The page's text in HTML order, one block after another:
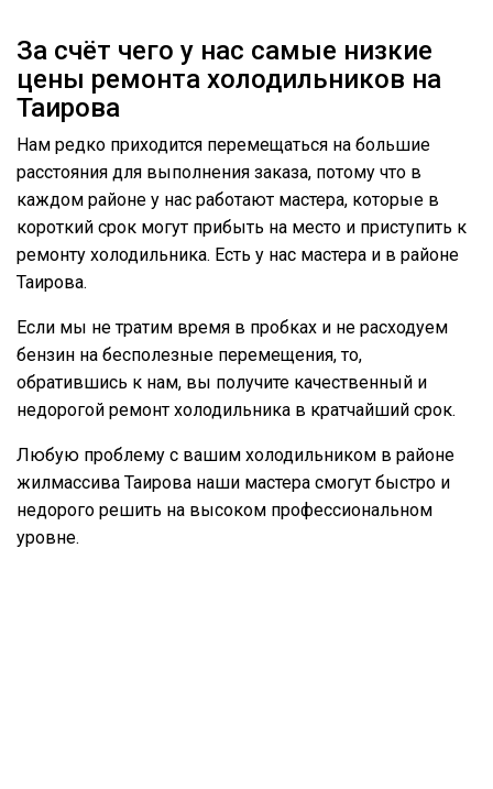
За счёт чего у нас самые низкие
цены ремонта холодильников на
Таирова
Нам редко приходится перемещаться на большие
расстояния для выполнения заказа, потому что в
каждом районе у нас работают мастера, которые в
короткий срок могут прибыть на место и приступить к
ремонту холодильника. Есть у нас мастера и в районе
Таирова.
Если мы не тратим время в пробках и не расходуем
бензин на бесполезные перемещения, то,
обратившись к нам, вы получите качественный и
недорогой ремонт холодильника в кратчайший срок.
Любую проблему с вашим холодильником в районе
жилмассива Таирова наши мастера смогут быстро и
недорого решить на высоком профессиональном
уровне.